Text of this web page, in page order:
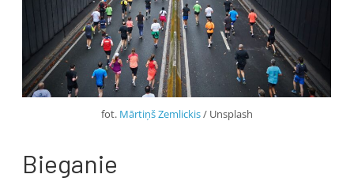
fot. Mārtiņš Zemlickis/ Unsplash
Bieganie